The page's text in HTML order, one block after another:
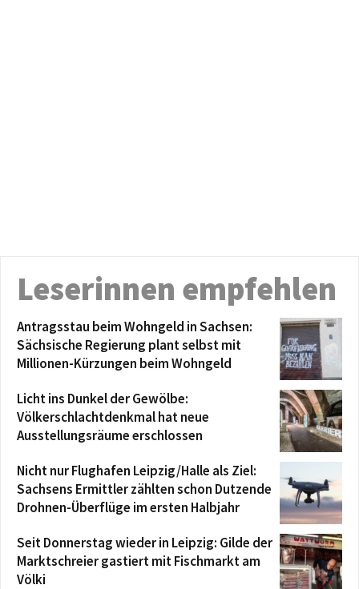
Leserinnen empfehlen
Antragsstau beim Wohngeld in Sachsen:
Sächsische Regierung plant selbst mit
Millionen-Kürzungen beim Wohngeld
Licht ins Dunkel der Gewölbe:
Völkerschlachtdenkmal hat neue
Ausstellungsräume erschlossen
Nicht nur Flughafen Leipzig/Halle als Ziel:
Sachsens Ermittler zählten schon Dutzende
Drohnen-Überflüge im ersten Halbjahr
Seit Donnerstag wieder in Leipzig: Gilde der
Marktschreier gastiert mit Fischmarkt am
Völki